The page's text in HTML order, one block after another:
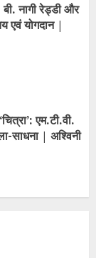
नागी रेड्डी और
एवं योगदान |
एम.टी.वी.
साधना | अश्विनी